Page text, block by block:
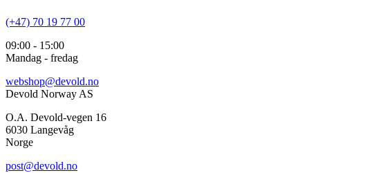
(+47) 70 19 77 00
09:00 - 15:00
Mandag - fredag
webshop@devold.no
Devold Norway AS
O.A. Devold-vegen 16
6030 Langevåg
Norge
post@devold.no